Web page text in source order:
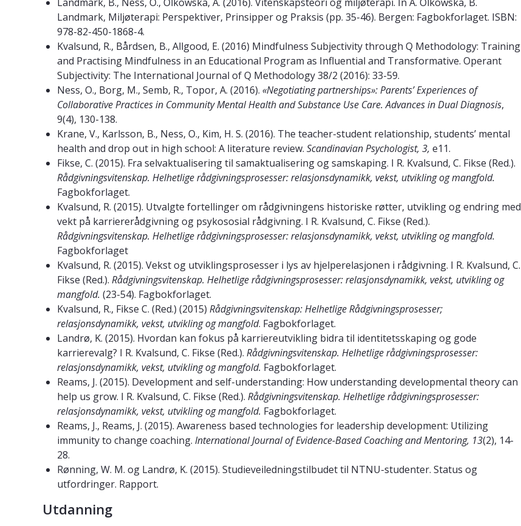
Landmark, Miljøterapi: Perspektiver, Prinsipper og Praksis (pp. 35-46). Bergen: Fagbokforlaget. ISBN:
978-82-450-1868-4.
Kvalsund, R., Bårdsen, B., Allgood, E. (2016) Mindfulness Subjectivity through Q Methodology: Training
and Practising Mindfulness in an Educational Program as Influential and Transformative. Operant
Subjectivity: The International Journal of Q Methodology 38/2 (2016): 33-59.
Ness, O., Borg, M., Semb, R., Topor, A. (2016). «Negotiating partnerships»: Parents’ Experiences of
Collaborative Practices in Community Mental Health and Substance Use Care. Advances in Dual Diagnosis,
9(4), 130-138.
Krane, V., Karlsson, B., Ness, O., Kim, H. S. (2016). The teacher-student relationship, students’ mental
health and drop out in high school: A literature review. Scandinavian Psychologist, 3, e11.
Fikse, C. (2015). Fra selvaktualisering til samaktualisering og samskaping. I R. Kvalsund, C. Fikse (Red.).
Rådgivningsvitenskap. Helhetlige rådgivningsprosesser: relasjonsdynamikk, vekst, utvikling og mangfold.
Fagbokforlaget.
Kvalsund, R. (2015). Utvalgte fortellinger om rådgivningens historiske røtter, utvikling og endring med
vekt på karriererådgivning og psykososial rådgivning. I R. Kvalsund, C. Fikse (Red.).
Rådgivningsvitenskap. Helhetlige rådgivningsprosesser: relasjonsdynamikk, vekst, utvikling og mangfold.
Fagbokforlaget
Kvalsund, R. (2015). Vekst og utviklingsprosesser i lys av hjelperelasjonen i rådgivning. I R. Kvalsund, C.
Fikse (Red.). Rådgivningsvitenskap. Helhetlige rådgivningsprosesser: relasjonsdynamikk, vekst, utvikling og
mangfold. (23-54). Fagbokforlaget.
Kvalsund, R., Fikse C. (Red.) (2015) Rådgivningsvitenskap: Helhetlige Rådgivningsprosesser;
relasjonsdynamikk, vekst, utvikling og mangfold. Fagbokforlaget.
Landrø, K. (2015). Hvordan kan fokus på karriereutvikling bidra til identitetsskaping og gode
karrierevalg? I R. Kvalsund, C. Fikse (Red.). Rådgivningsvitenskap. Helhetlige rådgivningsprosesser:
relasjonsdynamikk, vekst, utvikling og mangfold. Fagbokforlaget.
Reams, J. (2015). Development and self-understanding: How understanding developmental theory can
help us grow. I R. Kvalsund, C. Fikse (Red.). Rådgivningsvitenskap. Helhetlige rådgivningsprosesser:
relasjonsdynamikk, vekst, utvikling og mangfold. Fagbokforlaget.
Reams, J., Reams, J. (2015). Awareness based technologies for leadership development: Utilizing
immunity to change coaching. International Journal of Evidence-Based Coaching and Mentoring, 13(2), 14-
28.
Rønning, W. M. og Landrø, K. (2015). Studieveiledningstilbudet til NTNU-studenter. Status og
utfordringer. Rapport.
Utdanning